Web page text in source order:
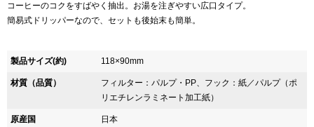
コーヒーのコクをすばやく抽出。お湯を注ぎやすい広口タイプ。
簡易式ドリッパーなので、セットも後始末も簡単。
製品サイズ(約) 118×90mm
材質（品質）
フィルター：パルプ・PP、フック：紙／パルプ（ポ
リエチレンラミネート加工紙）
原産国 日本